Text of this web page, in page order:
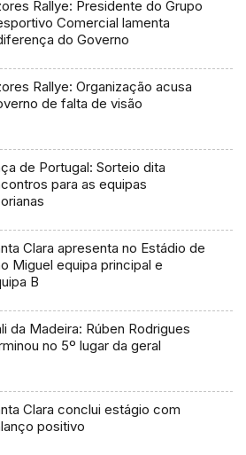
Rallye: Presidente do Grupo
Comercial lamenta
do Governo
Rallye: Organização acusa
de falta de visão
de Portugal: Sorteio dita
para as equipas
Clara apresenta no Estádio de
Miguel equipa principal e
B
da Madeira: Rúben Rodrigues
no 5º lugar da geral
Clara conclui estágio com
positivo